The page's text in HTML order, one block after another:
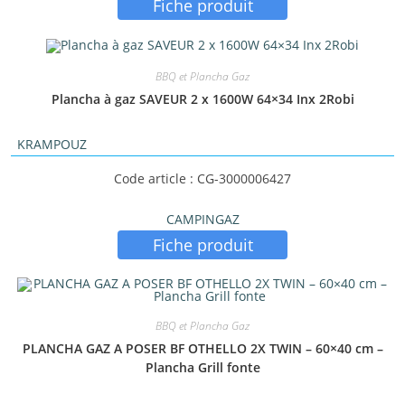
Fiche produit
BBQ et Plancha Gaz
Plancha à gaz SAVEUR 2 x 1600W 64×34 Inx 2Robi
KRAMPOUZ
Code article : CG-3000006427
CAMPINGAZ
Fiche produit
BBQ et Plancha Gaz
PLANCHA GAZ A POSER BF OTHELLO 2X TWIN – 60×40 cm –
Plancha Grill fonte